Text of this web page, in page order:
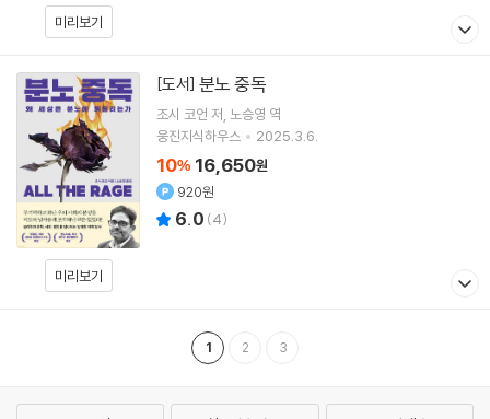
미리보기
미리보기
[도서] 분노 중독
조시 코언 저 노승영 역
웅진지식하우스
2025.3.6.
10% 16,650원
920원
6.0 (4)
1 2 3